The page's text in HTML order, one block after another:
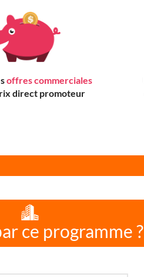
offres commerciales
direct promoteur
ce programme ?